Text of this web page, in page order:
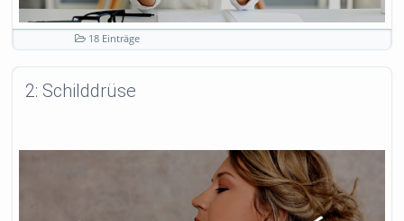
18 Einträge
2: Schilddrüse